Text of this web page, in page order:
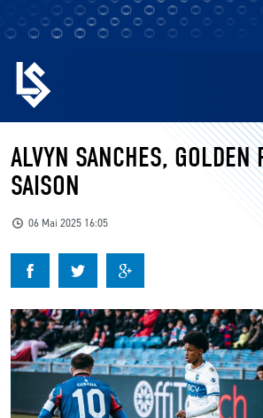
EQUIPES
BILLETTERIE
KIDS
BUSINESS
RESTAURATION
ALVYN SANCHES, GOLDEN
SAISON
06 Mai 2025 16:05